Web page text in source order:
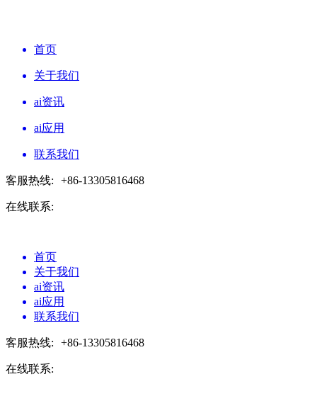
首页
关于我们
ai资讯
ai应用
联系我们
客服热线: +86-13305816468
在线联系:
首页
关于我们
ai资讯
ai应用
联系我们
客服热线: +86-13305816468
在线联系: